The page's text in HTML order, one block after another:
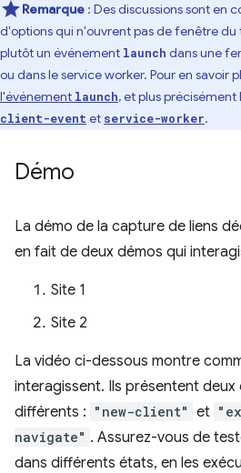
Remarque : Des discussions sont en
d'options qui n'ouvrent pas de fenêtre
plutôt un événement launch dans une
ou dans le service worker. Pour en savoir
l'événement launch, et plus précisément
client-event et service-worker.
Démo
La démo de la capture de liens
en fait de deux démos qui
Site 1
Site 2
La vidéo ci-dessous montre
interagissent. Ils présentent
différents : "new-client" et
navigate" . Assurez-vous de
dans différents états, en les